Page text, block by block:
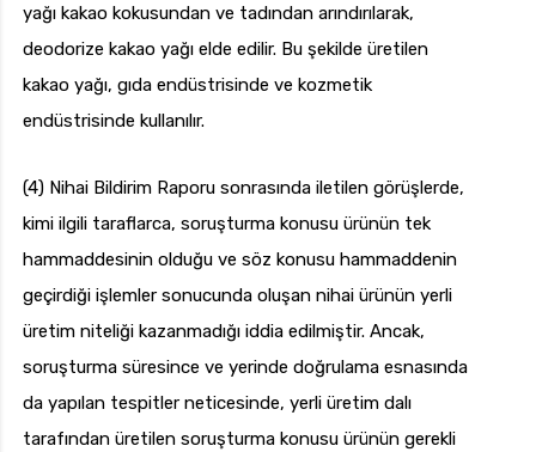
yağı kakao kokusundan ve tadından arındırılarak,
deodorize kakao yağı elde edilir. Bu şekilde üretilen
kakao yağı, gıda endüstrisinde ve kozmetik
endüstrisinde kullanılır.
(4) Nihai Bildirim Raporu sonrasında iletilen görüşlerde,
kimi ilgili taraflarca, soruşturma konusu ürünün tek
hammaddesinin olduğu ve söz konusu hammaddenin
geçirdiği işlemler sonucunda oluşan nihai ürünün yerli
üretim niteliği kazanmadığı iddia edilmiştir. Ancak,
soruşturma süresince ve yerinde doğrulama esnasında
da yapılan tespitler neticesinde, yerli üretim dalı
tarafından üretilen soruşturma konusu ürünün gerekli